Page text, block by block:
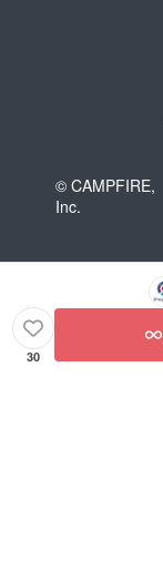
© CAMPFIRE,
Inc.
30